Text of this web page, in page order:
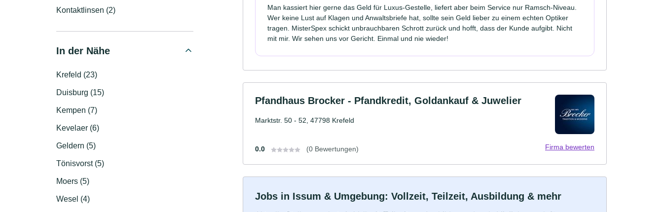
Kontaktlinsen (2)
In der Nähe
Krefeld (23)
Duisburg (15)
Kempen (7)
Kevelaer (6)
Geldern (5)
Tönisvorst (5)
Moers (5)
Wesel (4)
Man kassiert hier gerne das Geld für Luxus-Gestelle, liefert aber beim Service nur Ramsch-Niveau.
Wer keine Lust auf Klagen und Anwaltsbriefe hat, sollte sein Geld lieber zu einem echten Optiker
tragen. MisterSpex schickt unbrauchbaren Schrott zurück und hofft, dass der Kunde aufgibt. Nicht
mit mir. Wir sehen uns vor Gericht. Einmal und nie wieder!
Pfandhaus Brocker - Pfandkredit, Goldankauf & Juwelier
Marktstr. 50 - 52, 47798 Krefeld
0.0 (0 Bewertungen) Firma bewerten
Jobs in Issum & Umgebung: Vollzeit, Teilzeit, Ausbildung & mehr